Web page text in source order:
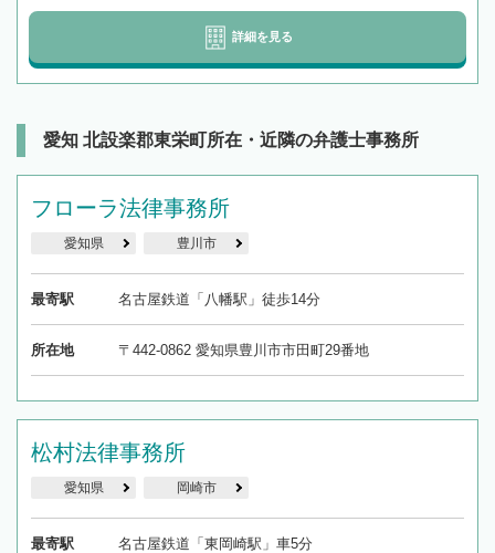
詳細を見る
愛知 北設楽郡東栄町所在・近隣の弁護士事務所
フローラ法律事務所
愛知県 豊川市
最寄駅 名古屋鉄道「八幡駅」徒歩14分
所在地 〒442-0862 愛知県豊川市市田町29番地
松村法律事務所
愛知県 岡崎市
最寄駅 名古屋鉄道「東岡崎駅」車5分